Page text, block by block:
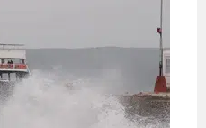
Hakkari
Hatay
Isparta